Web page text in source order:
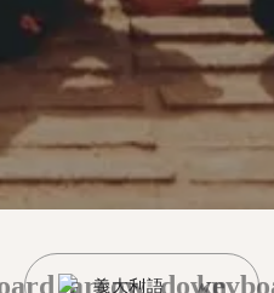
義大利語